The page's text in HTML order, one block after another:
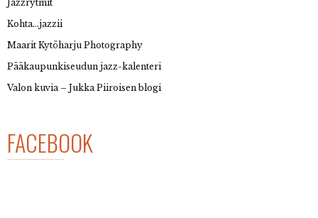
Jazzrytmit
Kohta…jazzii
Maarit Kytöharju Photography
Pääkaupunkiseudun jazz-kalenteri
Valon kuvia – Jukka Piiroisen blogi
FACEBOOK